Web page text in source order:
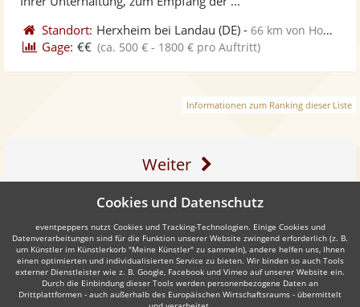
Standort: Herxheim bei Landau (DE) -66 km von Homburg
Gage: €€ (ca. 500 € - 1800 € pro Auftritt)
Informationen zum Ranking dieser Liste
Weiter
Auch interessant:
Cookies und Datenschutz
eventpeppers nutzt Cookies und Tracking-Technologien. Einige Cookies und
Datenverarbeitungen sind für die Funktion unserer Website zwingend erforderlich (z. B.
um Künstler im Künstlerkorb "Meine Künstler" zu sammeln), andere helfen uns, Ihnen
einen optimierten und individualisierten Service zu bieten. Wir binden so auch Tools
externer Dienstleister wie z. B. Google, Facebook und Vimeo auf unserer Website ein.
Durch die Einbindung dieser Tools werden personenbezogene Daten an
Drittplattformen - auch außerhalb des Europäischen Wirtschaftsraums - übermittelt